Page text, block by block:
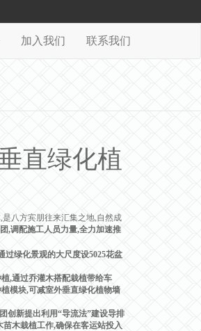
加入我们 联系我们
直绿化植
八方宾朋往来汇集之地,自然成
,调配施工人员力量,全力加速推
绿化景观的大尺度设5025花盆
,通过乔灌木搭配栽植带给车
模块,可减室外垂直绿化植物墙
新提出利用“导流法”建设导排
苗木栽植工作,确保在客运站投入